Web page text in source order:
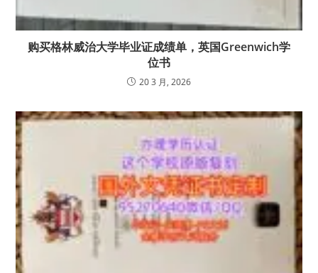
购买格林威治大学毕业证成绩单，英国Greenwich学
位书
20 3 月, 2026